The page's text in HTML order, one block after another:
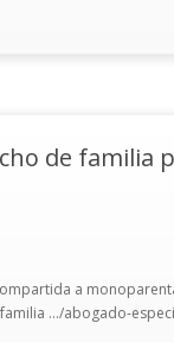
de familia
a
.../abogado-